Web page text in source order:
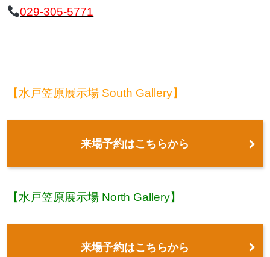
029-305-5771
【水戸笠原展示場 South Gallery】
来場予約はこちらから
【水戸笠原展示場 North Gallery】
来場予約はこちらから